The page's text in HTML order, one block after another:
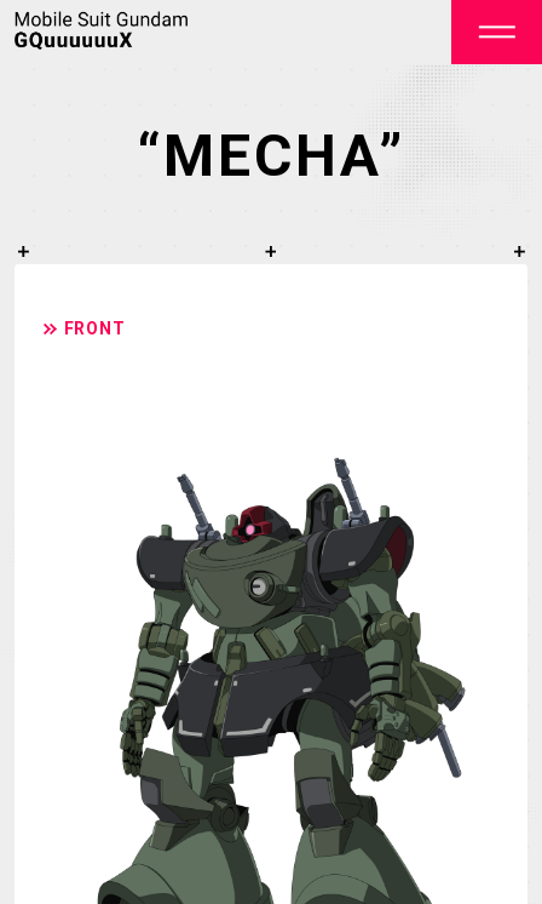
STREAMING STAFF&CAST
CHARACTER
MECHA GOODS
GALLERY MUSIC
THEATER
LANGUAGE
“MECHA”
FRONT